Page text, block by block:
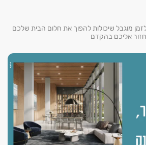
שמבינים את הפוטנציאל וההזדמנות
להיות בו.*בכפוף להלוואת קבלן.
מוגבל שיכולות להפוך את חלום הבית שלכם
אליכם בהקדם